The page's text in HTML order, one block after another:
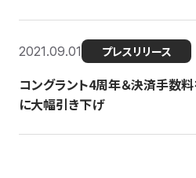
2021.09.01 プレスリリース
コングラント4周年＆決済手数
に大幅引き下げ